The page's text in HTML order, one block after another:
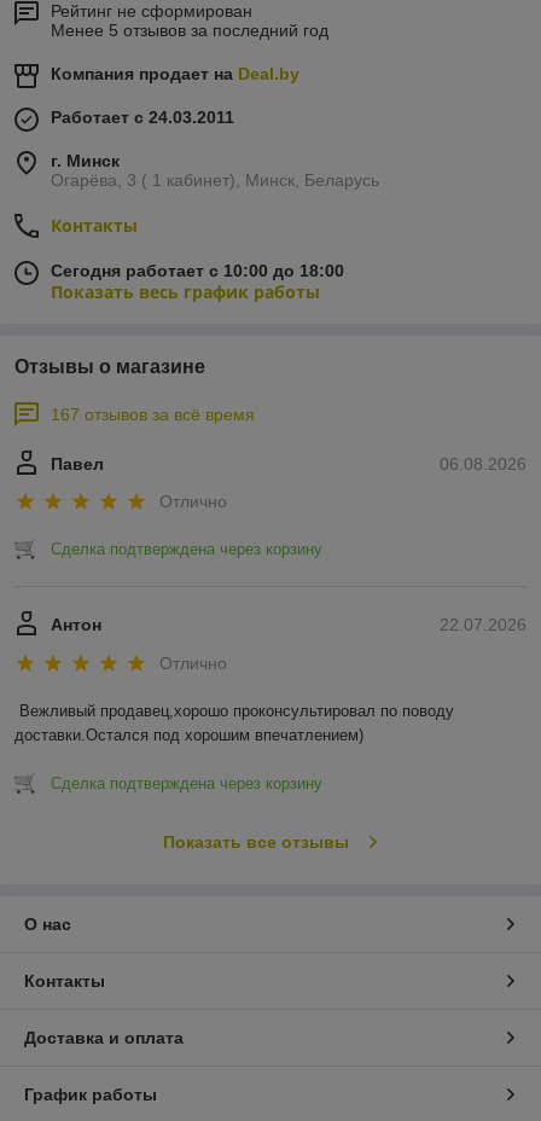
ЗЕРКАЛА И ДЕТАЛИ
БАМПЕРА И ДЕТАЛИ
Рейтинг не сформирован
Менее 5 отзывов за последний год
Компания продает на Deal.by
Работает с 24.03.2011
г. Минск
Огарёва, 3 ( 1 кабинет), Минск, Беларусь
Контакты
Сегодня работает с 10:00 до 18:00
Показать весь график работы
Отзывы о магазине
167 отзывов за всё время
06.08.2026
Павел
Отлично
Сделка подтверждена через корзину
22.07.2026
Антон
Отлично
Вежливый продавец,хорошо проконсультировал по поводу
доставки.Остался под хорошим впечатлением)
Сделка подтверждена через корзину
Показать все отзывы
О нас
Контакты
Доставка и оплата
График работы